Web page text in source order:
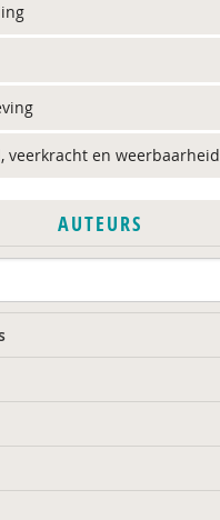
veerkracht en weerbaarheid
AUTEURS